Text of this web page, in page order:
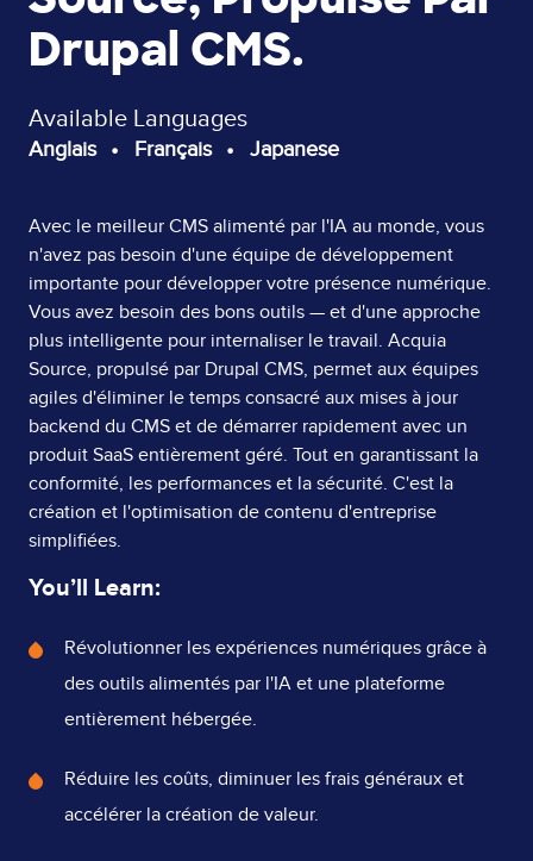
Drupal CMS.
Available Languages
Anglais Français Japanese
Page
Content
Avec le meilleur CMS alimenté par l'IA au monde, vous
n'avez pas besoin d'une équipe de développement
importante pour développer votre présence numérique.
Vous avez besoin des bons outils — et d'une approche
plus intelligente pour internaliser le travail. Acquia
Source, propulsé par Drupal CMS, permet aux équipes
agiles d'éliminer le temps consacré aux mises à jour
backend du CMS et de démarrer rapidement avec un
produit SaaS entièrement géré. Tout en garantissant la
conformité, les performances et la sécurité. C'est la
création et l'optimisation de contenu d'entreprise
simplifiées.
You’ll Learn:
What's
Covered
Révolutionner les expériences numériques grâce à
des outils alimentés par l'IA et une plateforme
entièrement hébergée.
Réduire les coûts, diminuer les frais généraux et
accélérer la création de valeur.